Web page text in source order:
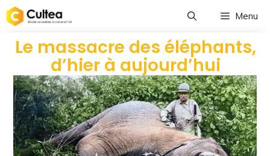
Menu
Le massacre des éléphants,
d’hier à aujourd’hui